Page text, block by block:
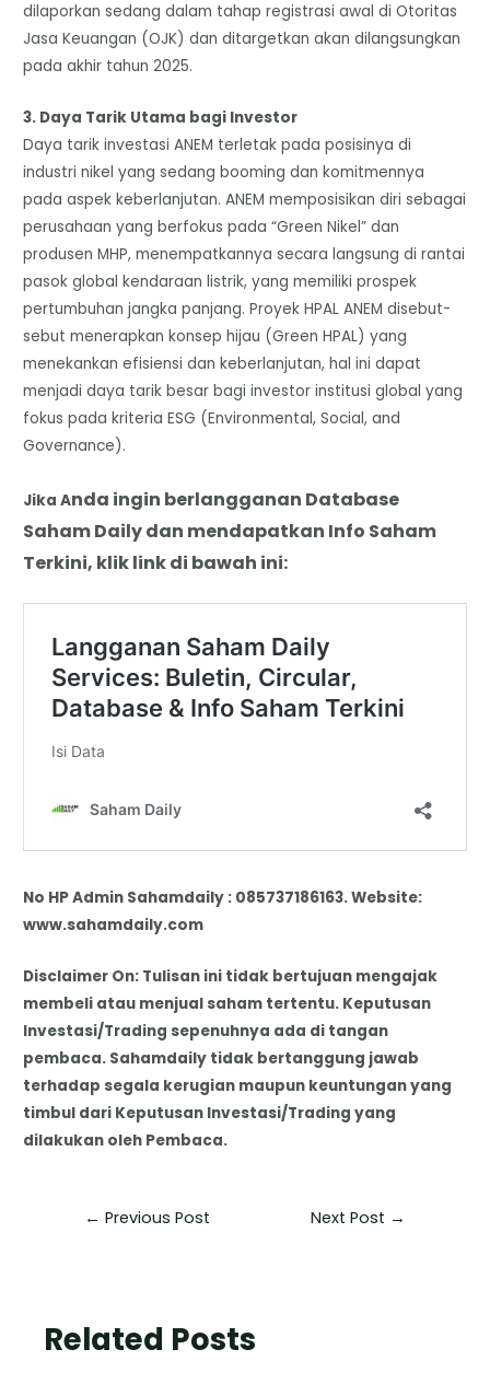
dilaporkan sedang dalam tahap registrasi awal di Otoritas
Jasa Keuangan (OJK) dan ditargetkan akan dilangsungkan
pada akhir tahun 2025.
​3. Daya Tarik Utama bagi Investor
​Daya tarik investasi ANEM terletak pada posisinya di
industri nikel yang sedang booming dan komitmennya
pada aspek keberlanjutan. ANEM memposisikan diri sebagai
perusahaan yang berfokus pada “Green Nikel” dan
produsen MHP, menempatkannya secara langsung di rantai
pasok global kendaraan listrik, yang memiliki prospek
pertumbuhan jangka panjang. Proyek HPAL ANEM disebut-
sebut menerapkan konsep hijau (Green HPAL) yang
menekankan efisiensi dan keberlanjutan, hal ini dapat
menjadi daya tarik besar bagi investor institusi global yang
fokus pada kriteria ESG (Environmental, Social, and
Governance).
Jika Anda ingin berlangganan Database
Saham Daily dan mendapatkan Info Saham
Terkini, klik link di bawah ini:
No HP Admin Sahamdaily : 085737186163. Website:
www.sahamdaily.com
Disclaimer On: Tulisan ini tidak bertujuan mengajak
membeli atau menjual saham tertentu. Keputusan
Investasi/Trading sepenuhnya ada di tangan
pembaca. Sahamdaily tidak bertanggung jawab
terhadap segala kerugian maupun keuntungan yang
timbul dari Keputusan Investasi/Trading yang
dilakukan oleh Pembaca.
← Previous Post Next Post →
Related Posts